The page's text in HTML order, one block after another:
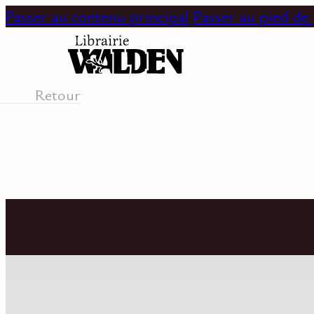
Passer au contenu principal Passer au pied de
Retour